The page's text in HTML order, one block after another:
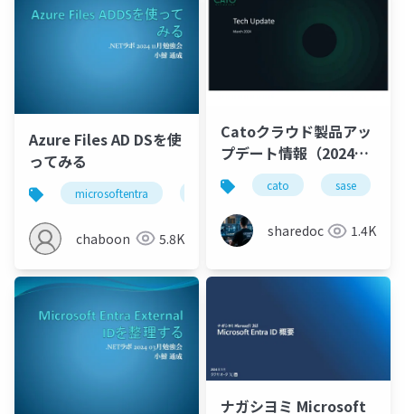
Azure Files AD DSを使
ってみる
microsoftentra azure active directory
chaboon 5.8K
Catoクラウド製品アッ
プデート情報（2024年
3月版）cato sase
sharedoc 1.4K
ナガシヨミ Microsoft